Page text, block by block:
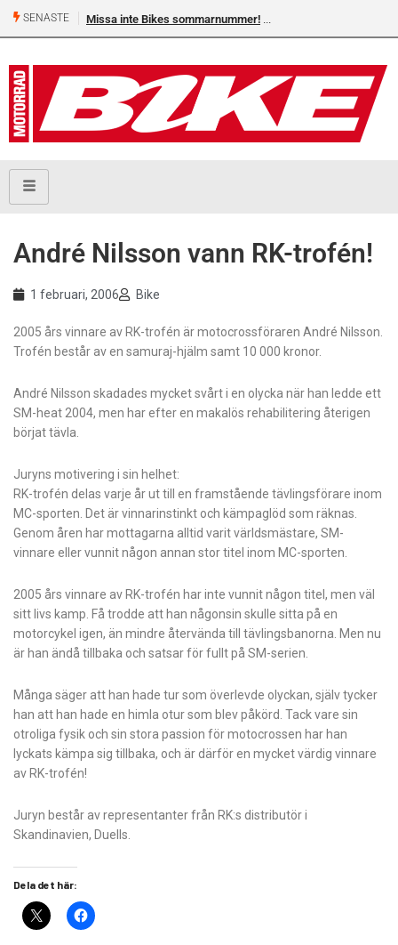
SENASTE Missa inte Bikes sommarnummer!
André Nilsson vann RK-trofén!
1 februari, 2006 Bike
2005 års vinnare av RK-trofén är motocrossföraren André Nilsson.
Trofén består av en samuraj-hjälm samt 10 000 kronor.
André Nilsson skadades mycket svårt i en olycka när han ledde ett
SM-heat 2004, men har efter en makalös rehabilitering återigen
börjat tävla.
Juryns motivering i sin helhet:
RK-trofén delas varje år ut till en framstående tävlingsförare inom
MC-sporten. Det är vinnarinstinkt och kämpaglöd som räknas.
Genom åren har mottagarna alltid varit världsmästare, SM-
vinnare eller vunnit någon annan stor titel inom MC-sporten.
2005 års vinnare av RK-trofén har inte vunnit någon titel, men väl
sitt livs kamp. Få trodde att han någonsin skulle sitta på en
motorcykel igen, än mindre återvända till tävlingsbanorna. Men nu
är han ändå tillbaka och satsar för fullt på SM-serien.
Många säger att han hade tur som överlevde olyckan, själv tycker
han att han hade en himla otur som blev påkörd. Tack vare sin
otroliga fysik och sin stora passion för motocrossen har han
lyckats kämpa sig tillbaka, och är därför en mycket värdig vinnare
av RK-trofén!
Juryn består av representanter från RK:s distributör i
Skandinavien, Duells.
Dela det här: